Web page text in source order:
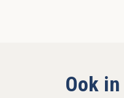
Ook